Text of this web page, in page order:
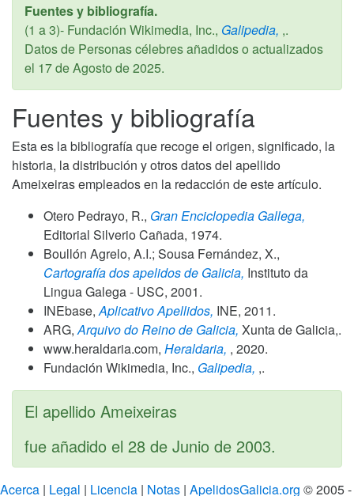
Fuentes y bibliografía.
(1 a 3)- Fundación Wikimedia, Inc., Galipedia, ,.
Datos de Personas célebres añadidos o actualizados
el 17 de Agosto de 2025.
Fuentes y bibliografía
Esta es la bibliografía que recoge el origen, significado, la
historia, la distribución y otros datos del apellido
Ameixeiras empleados en la redacción de este artículo.
Otero Pedrayo, R., Gran Enciclopedia Gallega,
Editorial Silverio Cañada, 1974.
Boullón Agrelo, A.I.; Sousa Fernández, X.,
Cartografía dos apelidos de Galicia, Instituto da
Lingua Galega - USC, 2001.
INEbase, Aplicativo Apellidos, INE, 2011.
ARG, Arquivo do Reino de Galicia, Xunta de Galicia,.
www.heraldaria.com, Heraldaria, , 2020.
Fundación Wikimedia, Inc., Galipedia, ,.
El apellido Ameixeiras
fue añadido el 28 de Junio de 2003.
Acerca | Legal | Licencia | Notas | ApelidosGalicia.org © 2005 -